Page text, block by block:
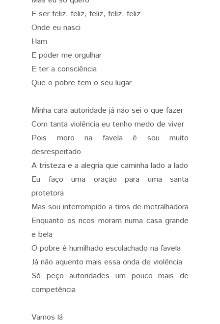
E ser feliz, feliz, feliz, feliz, feliz
Onde eu nasci
Ham
E poder me orgulhar
E ter a consciência
Que o pobre tem o seu lugar
Minha cara autoridade já não sei o que fazer
Com tanta violência eu tenho medo de viver
Pois moro na favela é sou muito
desrespeitado
A tristeza e a alegria que caminha lado a lado
Eu faço uma oração para uma santa
protetora
Mas sou interrompido a tiros de metralhadora
Enquanto os ricos moram numa casa grande
e bela
O pobre é humilhado esculachado na favela
Já não aquento mais essa onda de violência
Só peço autoridades um pouco mais de
competência
Vamos lá